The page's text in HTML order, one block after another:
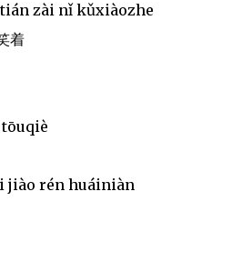
zài nǐ kǔxiàozhe
着
jiào rén huáiniàn